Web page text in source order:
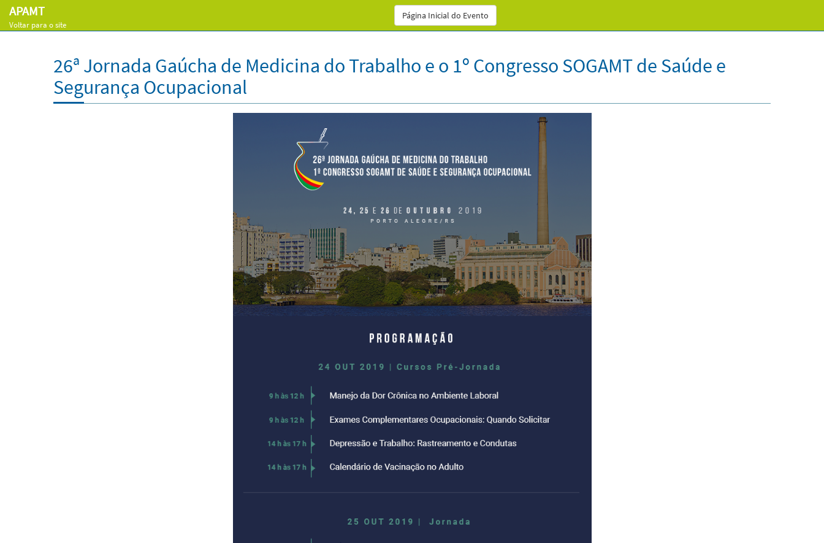
APAMT
Voltar para o site
Página Inicial do Evento
26ª Jornada Gaúcha de Medicina do Trabalho e o 1º Congresso SOGAMT de Saúde e
Segurança Ocupacional